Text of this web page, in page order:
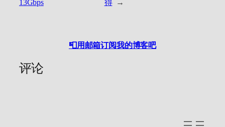
13Gbps
得 →
📮用邮箱订阅我的博客吧
评论